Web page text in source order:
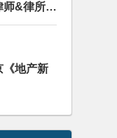
师&律所》
《地产新